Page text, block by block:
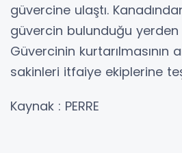
güvercine ulaştı.
güvercin bulunduğu yerden
Güvercinin kurtarılmasının
sakinleri itfaiye ekiplerine
Kaynak : PERRE